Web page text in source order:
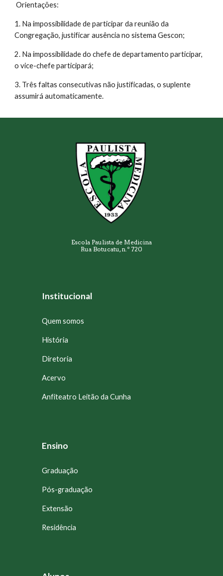
Orientações:
1. Na impossibilidade de participar da reunião da
Congregação, justificar ausência no sistema Gescon;
2. Na impossibilidade do chefe de departamento participar,
o vice-chefe participará;
3. Três faltas consecutivas não justificadas, o suplente
assumirá automaticamente.
Escola Paulista de Medicina
Rua Botucatu, n.º 720
Institucional
Quem somos
História
Diretoria
Acervo
Anfiteatro Leitão da Cunha
Ensino
Graduação
Pós-graduação
Extensão
Residência